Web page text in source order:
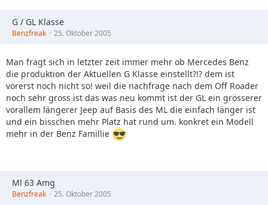
G / GL Klasse
Benzfreak 25. Oktober 2005
Man fragt sich in letzter zeit immer mehr ob Mercedes Benz
die produktion der Aktuellen G Klasse einstellt?!? dem ist
vorerst noch nicht so! weil die nachfrage nach dem Off Roader
noch sehr gross ist das was neu kommt ist der GL ein grösserer
vorallem längerer Jeep auf Basis des ML die einfach länger ist
und ein bisschen mehr Platz hat rund um. konkret ein Modell
mehr in der Benz Famillie
Ml 63 Amg
Benzfreak 25. Oktober 2005